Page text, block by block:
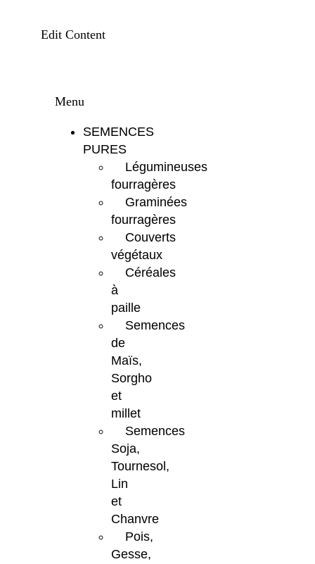
Edit Content
Menu
SEMENCES
PURES
Légumineuses
fourragères
Graminées
fourragères
Couverts
végétaux
Céréales
à
paille
Semences
de
Maïs,
Sorgho
et
millet
Semences
Soja,
Tournesol,
Lin
et
Chanvre
Pois,
Gesse,